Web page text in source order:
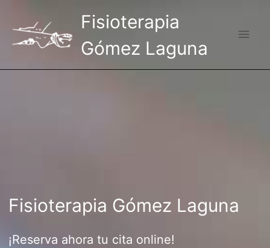
contenido
Fisioterapia
Gómez Laguna
Fisioterapia Gómez Laguna
¡Reserva ahora tu cita online!